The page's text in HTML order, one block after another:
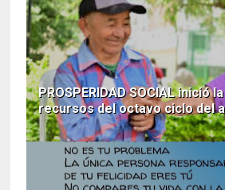
PROSPERIDAD SOCIAL inició
recursos del octavo ciclo del